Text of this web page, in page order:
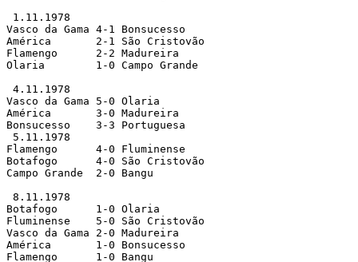
1.11.1978
Vasco da Gama 4-1 Bonsucesso
América       2-1 São Cristovão
Flamengo      2-2 Madureira
Olaria        1-0 Campo Grande
4.11.1978
Vasco da Gama 5-0 Olaria
América       3-0 Madureira
Bonsucesso    3-3 Portuguesa
5.11.1978
Flamengo      4-0 Fluminense
Botafogo      4-0 São Cristovão
Campo Grande  2-0 Bangu
8.11.1978
Botafogo      1-0 Olaria
Fluminense    5-0 São Cristovão
Vasco da Gama 2-0 Madureira
América       1-0 Bonsucesso
Flamengo      1-0 Bangu